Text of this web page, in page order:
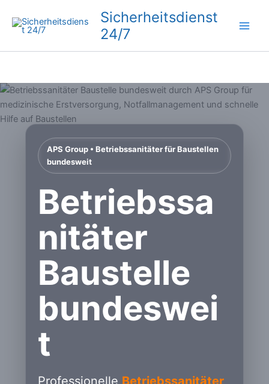
Inhalt
springen
Sicherheitsdienst
24/7
APS Group • Betriebssanitäter für Baustellen
bundesweit
Betriebssa
nitäter
Baustelle
bundeswei
t
Professionelle Betriebssanitäter